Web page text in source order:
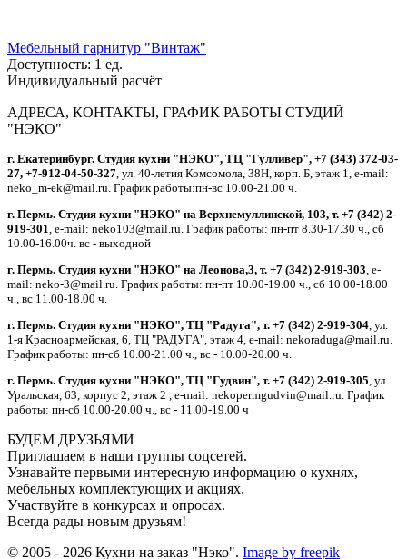
Мебельный гарнитур "Винтаж"
Доступность: 1 ед.
Индивидуальный расчёт
АДРЕСА, КОНТАКТЫ, ГРАФИК РАБОТЫ СТУДИЙ
"НЭКО"
г. Екатеринбург. Студия кухни "НЭКО", ТЦ "Гулливер", +7 (343) 372-03-
27, +7-912-04-50-327, ул. 40-летия Комсомола, 38Н, корп. Б, этаж 1, e-mail:
neko_m-ek@mail.ru. График работы:пн-вс 10.00-21.00 ч.
г. Пермь. Студия кухни "НЭКО" на Верхнемуллинской, 103, т. +7 (342) 2-
919-301, e-mail: neko103@mail.ru. График работы: пн-пт 8.30-17.30 ч., сб
10.00-16.00ч. вс - выходной
г. Пермь. Студия кухни "НЭКО" на Леонова,3, т. +7 (342) 2-919-303, e-
mail: neko-3@mail.ru. График работы: пн-пт 10.00-19.00 ч., сб 10.00-18.00
ч., вс 11.00-18.00 ч.
г. Пермь. Студия кухни "НЭКО", ТЦ "Радуга", т. +7 (342) 2-919-304, ул.
1-я Красноармейская, 6, ТЦ "РАДУГА", этаж 4, e-mail: nekoraduga@mail.ru.
График работы: пн-cб 10.00-21.00 ч., вс - 10.00-20.00 ч.
г. Пермь. Студия кухни "НЭКО", ТЦ "Гудвин", т. +7 (342) 2-919-305, ул.
Уральская, 63, корпус 2, этаж 2 , e-mail: nekopermgudvin@mail.ru. График
работы: пн-cб 10.00-20.00 ч., вс - 11.00-19.00 ч
БУДЕМ ДРУЗЬЯМИ
Приглашаем в наши группы соцсетей.
Узнавайте первыми интересную информацию о кухнях,
мебельных комплектующих и акциях.
Участвуйте в конкурсах и опросах.
Всегда рады новым друзьям!
© 2005 - 2026 Кухни на заказ "Нэко". Image by freepik